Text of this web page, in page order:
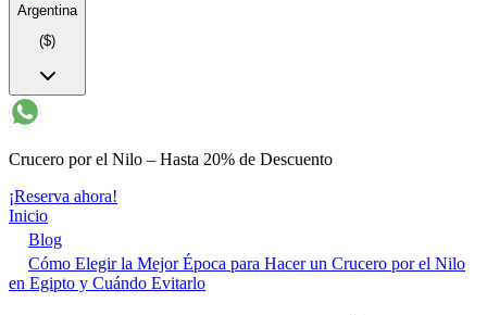
Argentina
($)
Crucero por el Nilo – Hasta 20% de Descuento
¡Reserva ahora!
Inicio
Blog
Cómo Elegir la Mejor Época para Hacer un Crucero por el Nilo
en Egipto y Cuándo Evitarlo